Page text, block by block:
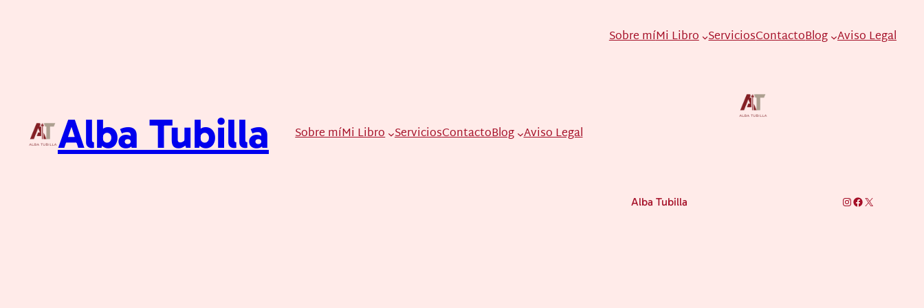
Alba Tubilla Sobre míMi Libro ServiciosContactoBlog Aviso Legal
Sobre míMi Libro ServiciosContactoBlog Aviso Legal
Alba Tubilla Instagram
Facebook
X